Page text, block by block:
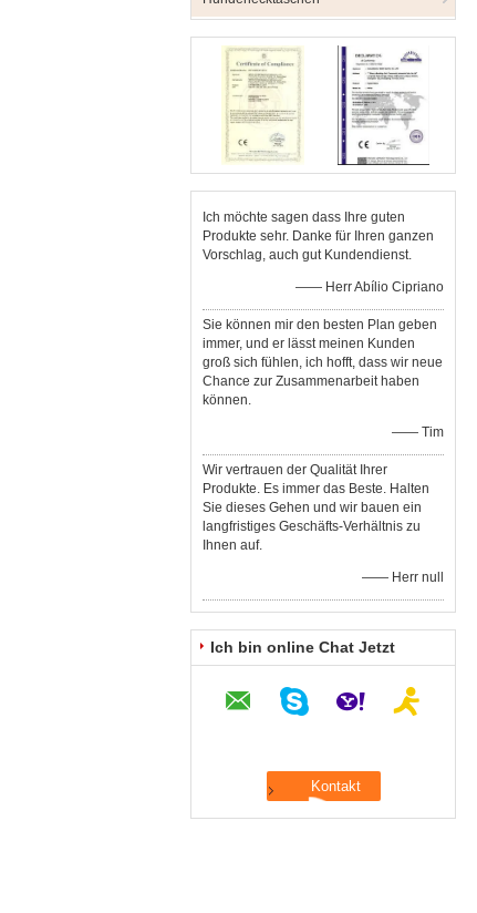
Ich möchte sagen dass Ihre guten
Produkte sehr. Danke für Ihren ganzen
Vorschlag, auch gut Kundendienst.
—— Herr Abílio Cipriano
Sie können mir den besten Plan geben
immer, und er lässt meinen Kunden
groß sich fühlen, ich hofft, dass wir neue
Chance zur Zusammenarbeit haben
können.
—— Tim
Wir vertrauen der Qualität Ihrer
Produkte. Es immer das Beste. Halten
Sie dieses Gehen und wir bauen ein
langfristiges Geschäfts-Verhältnis zu
Ihnen auf.
—— Herr null
Ich bin online Chat Jetzt